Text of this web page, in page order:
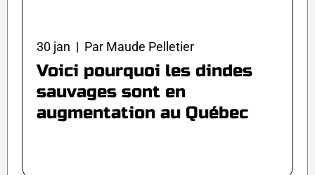
30 jan | Par Maude Pelletier
Voici pourquoi les dindes
sauvages sont en
augmentation au Québec